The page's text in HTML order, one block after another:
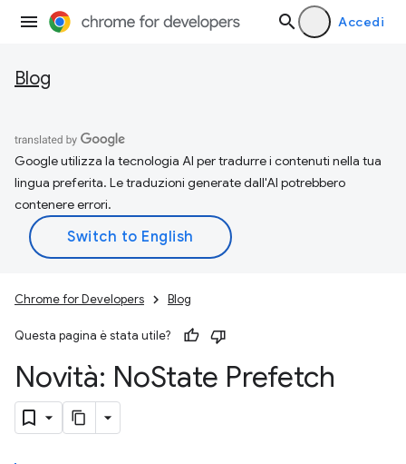
Accedi
Blog
Google utilizza la tecnologia AI per tradurre i contenuti nella tua
lingua preferita. Le traduzioni generate dall'AI potrebbero
contenere errori.
Chrome for Developers Blog
Questa pagina è stata utile?
Novità: NoState Prefetch